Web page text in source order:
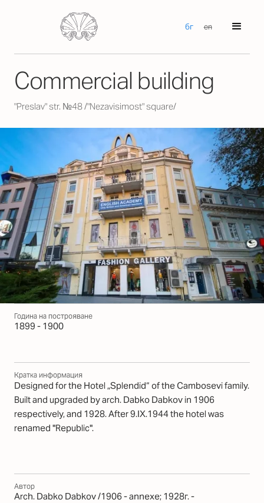
бг en
Commercial building
"Preslav" str. №48 /"Nezavisimost" square/
Година на построяване
1899 - 1900
Кратка информация
Designed for the Hotel „Splendid“ of the Cambosеvi family.
Built and upgraded by arch. Dabko Dabkov in 1906
respectively, and 1928. After 9.IX.1944 the hotel was
renamed "Republic".
Автор
Arch. Dabko Dabkov /1906 - annexe; 1928г. -